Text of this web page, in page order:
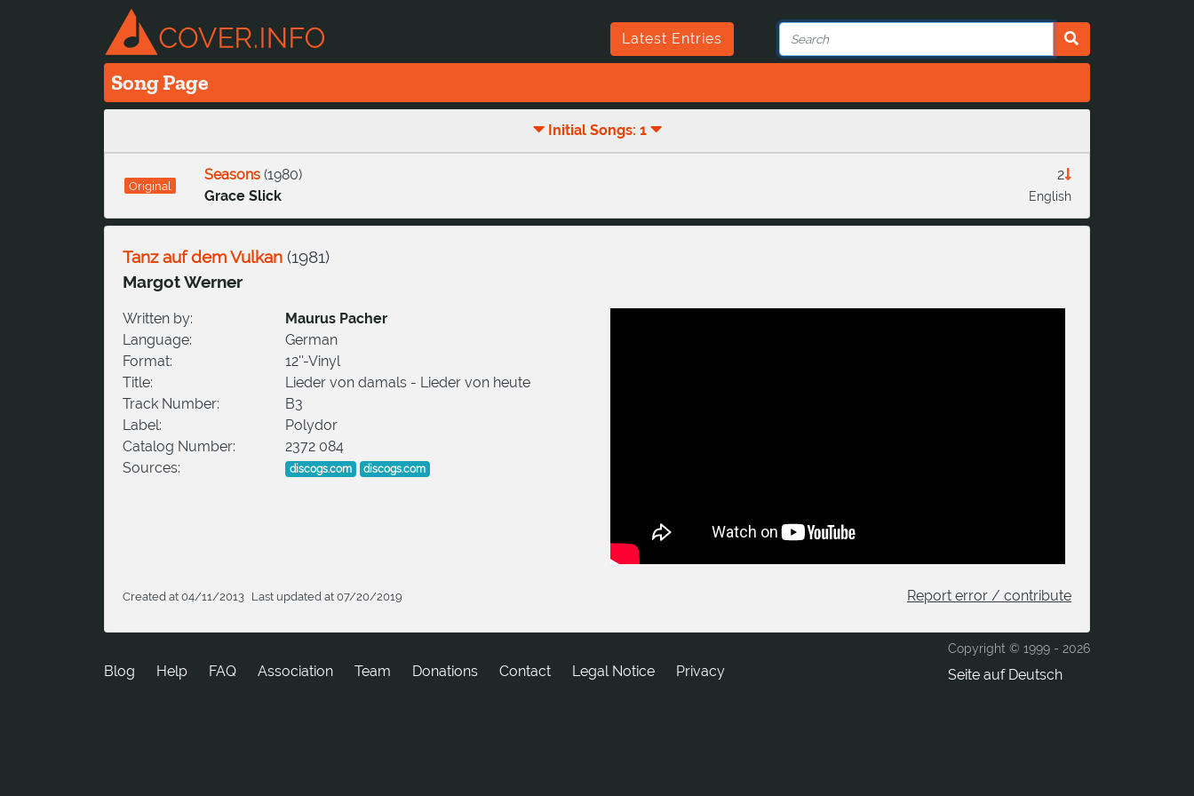
Latest Entries
Song Page
Initial Songs: 1
Original
2
English
Seasons(1980)
Grace Slick
Tanz auf dem Vulkan (1981)
Margot Werner
Written by:
Maurus Pacher
Language:
German
Format:
12''-Vinyl
Title:
Lieder von damals - Lieder von heute
Track Number:
B3
Label:
Polydor
Catalog Number:
2372 084
Sources:
discogs.com discogs.com
Created at 04/11/2013 Last updated at 07/20/2019 Report error / contribute
Copyright © 1999 - 2026
Seite auf Deutsch
Blog Help FAQ Association Team Donations tcatnoC Legal Notice Privacy